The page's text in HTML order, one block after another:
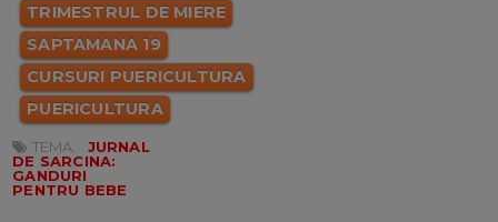
TRIMESTRUL DE MIERE
SAPTAMANA 19
CURSURI PUERICULTURA
PUERICULTURA
TEMA:
JURNAL
DE SARCINA:
GANDURI
PENTRU BEBE